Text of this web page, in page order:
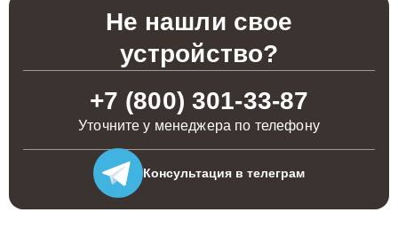
Не нашли свое
устройство?
+7 (800) 301-33-87
Уточните у менеджера по телефону
Консультация в телеграм